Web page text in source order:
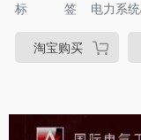
标签
电力系统
淘宝购买